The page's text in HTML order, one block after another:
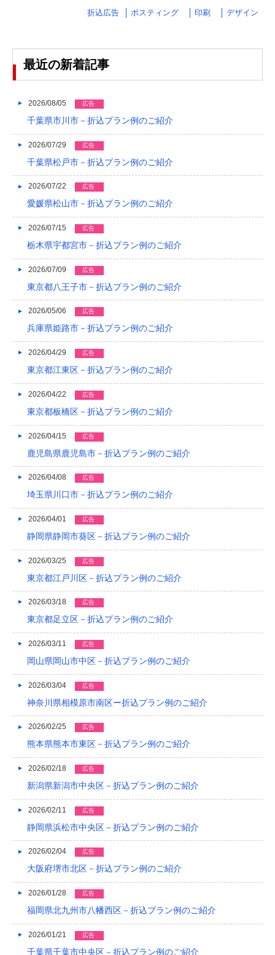
2024/07
2024/06
2024/05
2024/04
2024/03
2023/12
2023/11
2023/10
2023/09
2023/08
2023/05
2023/04
2023/02
2023/01
2022/12
2022/11
2022/08
2022/07
2022/06
2022/05
2022/04
2022/03
2022/01
2021/12
2021/11
2021/10
2021/09
2021/08
2021/07
折込広告 ポスティング 印刷 デザイン
最近の新着記事
2026/08/05 広告
千葉県市川市－折込プラン例のご紹介
2026/07/29 広告
千葉県松戸市－折込プラン例のご紹介
2026/07/22 広告
愛媛県松山市－折込プラン例のご紹介
2026/07/15 広告
栃木県宇都宮市－折込プラン例のご紹介
2026/07/09 広告
東京都八王子市－折込プラン例のご紹介
2026/05/06 広告
兵庫県姫路市－折込プラン例のご紹介
2026/04/29 広告
東京都江東区－折込プラン例のご紹介
2026/04/22 広告
東京都板橋区－折込プラン例のご紹介
2026/04/15 広告
鹿児島県鹿児島市－折込プラン例のご紹介
2026/04/08 広告
埼玉県川口市－折込プラン例のご紹介
2026/04/01 広告
静岡県静岡市葵区－折込プラン例のご紹介
2026/03/25 広告
東京都江戸川区－折込プラン例のご紹介
2026/03/18 広告
東京都足立区－折込プラン例のご紹介
2026/03/11 広告
岡山県岡山市中区－折込プラン例のご紹介
2026/03/04 広告
神奈川県相模原市南区ー折込プラン例のご紹介
2026/02/25 広告
熊本県熊本市東区－折込プラン例のご紹介
2026/02/18 広告
新潟県新潟市中央区－折込プラン例のご紹介
2026/02/11 広告
静岡県浜松市中央区－折込プラン例のご紹介
2026/02/04 広告
大阪府堺市北区－折込プラン例のご紹介
2026/01/28 広告
福岡県北九州市八幡西区－折込プラン例のご紹介
2026/01/21 広告
千葉県千葉市中央区－折込プラン例のご紹介